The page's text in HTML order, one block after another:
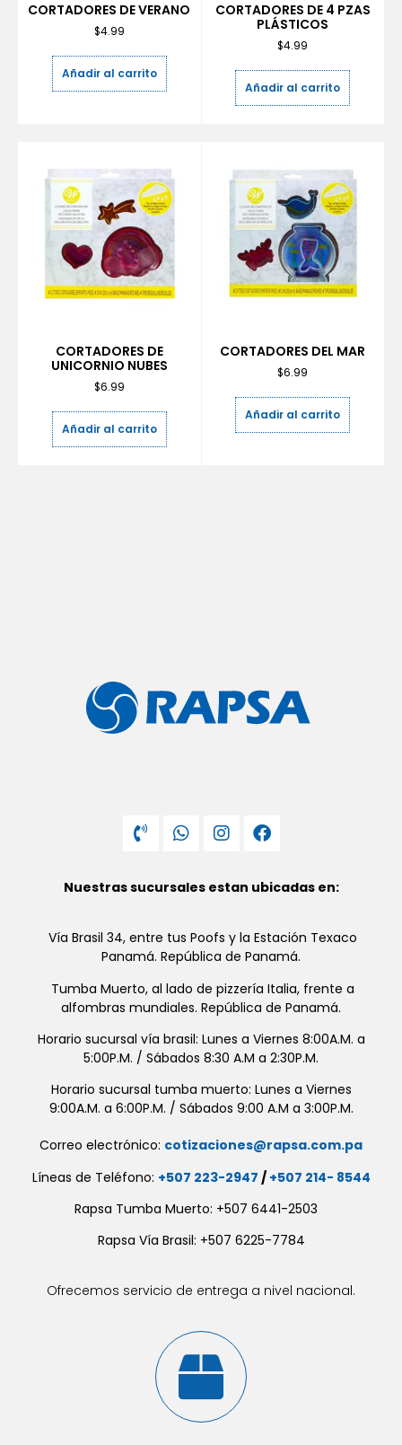
CORTADORES DE VERANO
$4.99
Añadir al carrito
CORTADORES DE 4 PZAS
PLÁSTICOS
$4.99
Añadir al carrito
CORTADORES DE
UNICORNIO NUBES
$6.99
Añadir al carrito
CORTADORES DEL MAR
$6.99
Añadir al carrito
Nuestras sucursales estan ubicadas en:
Vía Brasil 34, entre tus Poofs y la Estación Texaco
Panamá. República de Panamá.
Tumba Muerto, al lado de pizzería Italia, frente a
alfombras mundiales. República de Panamá.
Horario sucursal vía brasil: Lunes a Viernes 8:00A.M. a
5:00P.M. / Sábados 8:30 A.M a 2:30P.M.
Horario sucursal tumba muerto: Lunes a Viernes
9:00A.M. a 6:00P.M. / Sábados 9:00 A.M a 3:00P.M.
Correo electrónico: cotizaciones@rapsa.com.pa
Líneas de Teléfono: +507 223-2947 / +507 214- 8544
Rapsa Tumba Muerto: +507 6441-2503
Rapsa Vía Brasil: +507 6225-7784
Ofrecemos servicio de entrega a nivel nacional.